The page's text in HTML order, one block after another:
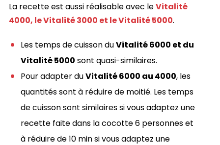
La recette est aussi réalisable avec leVitalité
4000, le Vitalité 3000 et le Vitalité 5000.
Les temps de cuisson duVitalité 6000 et du
Vitalité 5000 sont quasi-similaires.
Pour adapter duVitalité 6000 au 4000, les
quantités sont à réduire de moitié. Les temps
de cuisson sont similaires si vous adaptez une
recette faite dans la cocotte 6 personnes et
à réduire de 10 min si vous adaptez une